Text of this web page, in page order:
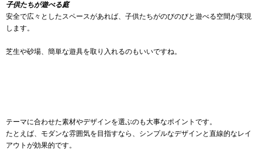
子供たちが遊べる庭
安全で広々としたスペースがあれば、子供たちがのびのびと遊べる空間が実現
します。
芝生や砂場、簡単な遊具を取り入れるのもいいですね。
テーマに合わせた素材やデザインを選ぶのも大事なポイントです。
たとえば、モダンな雰囲気を目指すなら、シンプルなデザインと直線的なレイ
アウトが効果的です。